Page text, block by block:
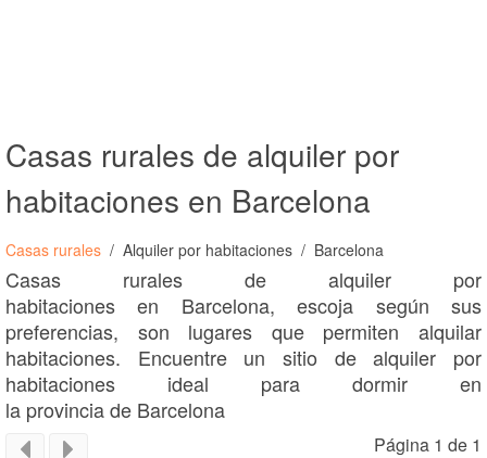
Casas rurales de alquiler por
habitaciones en Barcelona
Casas rurales Alquiler por habitaciones Barcelona
Casas rurales de alquiler por
habitaciones en Barcelona, escoja según sus
preferencias, son lugares que permiten alquilar
habitaciones. Encuentre un sitio de alquiler por
habitaciones ideal para dormir en
la provincia de Barcelona
Página 1 de 1